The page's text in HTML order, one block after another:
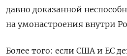
давно доказанной
на умонастроения внутри
Более того: если США и ЕС